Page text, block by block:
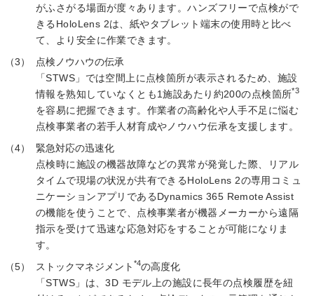
がふさがる場面が度々あります。ハンズフリーで点検がで
きるHoloLens 2は、紙やタブレット端末の使用時と比べ
て、より安全に作業できます。
点検ノウハウの伝承
「STWS」では空間上に点検箇所が表示されるため、施設
情報を熟知していなくとも1施設あたり約200の点検箇所*3
を容易に把握できます。作業者の高齢化や人手不足に悩む
点検事業者の若手人材育成やノウハウ伝承を支援します。
緊急対応の迅速化
点検時に施設の機器故障などの異常が発覚した際、リアル
タイムで現場の状況が共有できるHoloLens 2の専用コミュ
ニケーションアプリであるDynamics 365 Remote Assist
の機能を使うことで、点検事業者が機器メーカーから遠隔
指示を受けて迅速な応急対応をすることが可能になりま
す。
ストックマネジメント *4の高度化
「STWS」は、3D モデル上の施設に長年の点検履歴を紐